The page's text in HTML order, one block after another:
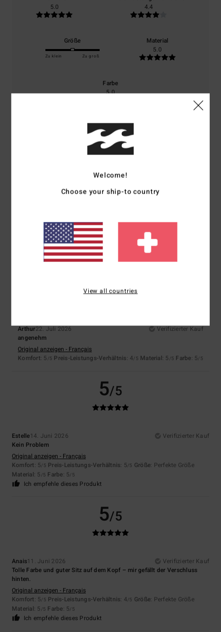
5.0
4.4
Größe
Zu klein Zu groß
Material
5.0
Farbe
5.0
5/5
31. Juli 2026
Original anzeigen - Français
/5 Preis-Leistungs-Verhältnis Größe: Perfekte Größe
/5 Farbe: 5/5
Ich empfehle dieses Produkt
4/5
Arthur22. Juli 2026
Verifizierter Kauf
angenehm
Original anzeigen - Français
Komfort: 5 /5 Preis-Leistungs-Verhältnis: 4/5 Material: 5 /5 Farbe: 5/5
5/5
Estelle14. Juni 2026
Verifizierter Kauf
Kein Problem
Original anzeigen - Français
Komfort: 5/5 Preis-Leistungs-Verhältnis: 5/5 Größe: Perfekte Größe
Material: 5 /5 Farbe: 5/5
Ich empfehle dieses Produkt
5/5
Anais11. Juni 2026
Verifizierter Kauf
Tolle Farbe und guter Sitz auf dem Kopf – mir gefällt der Verschluss
hinten.
Original anzeigen - Français
Komfort: 5/5 Preis-Leistungs-Verhältnis: 4/5 Größe: Perfekte Größe
Material: 5 /5 Farbe: 5/5
Ich empfehle dieses Produkt
Welcome!
Choose your ship-to country
View all countries